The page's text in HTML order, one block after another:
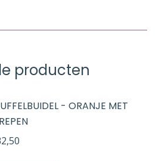
producten
- ORANJE MET